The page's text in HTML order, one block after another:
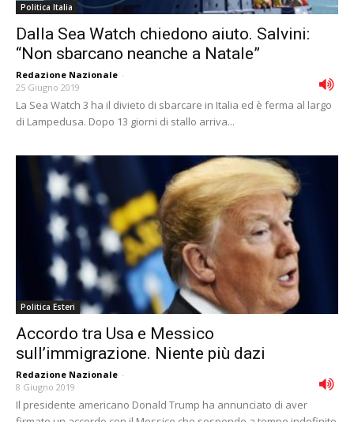
Politica Italia
Dalla Sea Watch chiedono aiuto. Salvini:
“Non sbarcano neanche a Natale”
Redazione Nazionale -
25 Giugno 2019
La Sea Watch 3 ha il divieto di sbarcare in Italia ed è ferma al largo
di Lampedusa. Dopo 13 giorni di stallo arriva...
Politica Esteri
Accordo tra Usa e Messico
sull’immigrazione. Niente più dazi
Redazione Nazionale -
8 Giugno 2019
Il presidente americano Donald Trump ha annunciato di aver